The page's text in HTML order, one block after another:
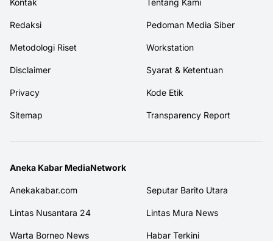
Kontak Tentang Kami
Redaksi Pedoman Media Siber
Metodologi Riset Workstation
Disclaimer Syarat & Ketentuan
Privacy Kode Etik
Sitemap Transparency Report
Aneka Kabar MediaNetwork
Anekakabar.com Seputar Barito Utara
Lintas Nusantara 24 Lintas Mura News
Warta Borneo News Habar Terkini